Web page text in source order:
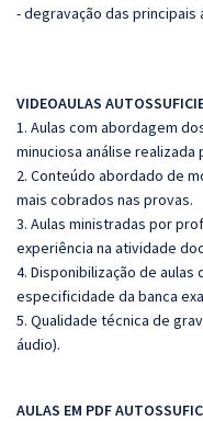
- degravação das principais
VIDEOAULAS
1. Aulas com abordagem
minuciosa análise
2. Conteúdo abordado de
mais cobrados nas provas.
3. Aulas ministradas por
experiência na atividade
4. Disponibilização de
especificidade da banca
5. Qualidade técnica de
áudio).
AULAS EM PDF